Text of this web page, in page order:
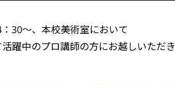
30～、本校美術室において
躍中のプロ講師の方にお越しいただき